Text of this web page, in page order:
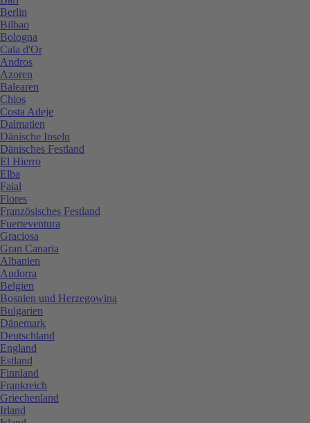
Berlin
Bilbao
Bologna
Cala d'Or
Andros
Azoren
Balearen
Chios
Costa Adeje
Dalmatien
Dänische Inseln
Dänisches Festland
El Hierro
Elba
Faial
Flores
Französisches Festland
Fuerteventura
Graciosa
Gran Canaria
Albanien
Andorra
Belgien
Bosnien und Herzegowina
Bulgarien
Dänemark
Deutschland
England
Estland
Finnland
Frankreich
Griechenland
Irland